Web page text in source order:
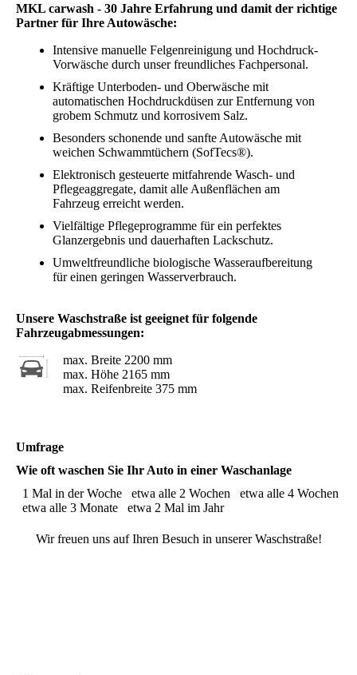
MKL carwash - 30 Jahre Erfahrung und damit der richtige
Partner für Ihre Autowäsche:
Intensive manuelle Felgenreinigung und Hochdruck-
Vorwäsche durch unser freundliches Fachpersonal.
Kräftige Unterboden- und Oberwäsche mit
automatischen Hochdruckdüsen zur Entfernung von
grobem Schmutz und korrosivem Salz.
Besonders schonende und sanfte Autowäsche mit
weichen Schwammtüchern (SofTecs®).
Elektronisch gesteuerte mitfahrende Wasch- und
Pflegeaggregate, damit alle Außenflächen am
Fahrzeug erreicht werden.
Vielfältige Pflegeprogramme für ein perfektes
Glanzergebnis und dauerhaften Lackschutz.
Umweltfreundliche biologische Wasseraufbereitung
für einen geringen Wasserverbrauch.
Unsere Waschstraße ist geeignet für folgende
Fahrzeugabmessungen:
max. Breite 2200 mm
max. Höhe 2165 mm
max. Reifenbreite 375 mm
Umfrage
Wie oft waschen Sie Ihr Auto in einer Waschanlage
1 Mal in der Woche
etwa alle 2 Wochen
etwa alle 4 Wochen
etwa alle 3 Monate
etwa 2 Mal im Jahr
Wir freuen uns auf Ihren Besuch in unserer Waschstraße!